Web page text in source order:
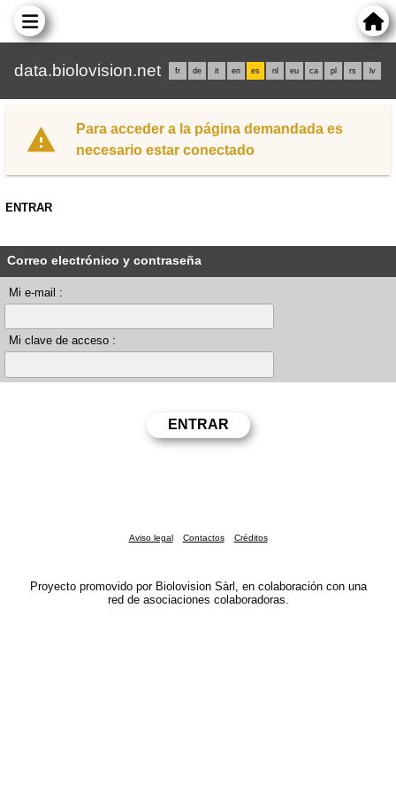
data.biolovision.net fr de it en es nl eu ca pl rs lv
Para acceder a la página demandada es
necesario estar conectado
ENTRAR
Correo electrónico y contraseña
Mi e-mail :
Mi clave de acceso :
Aviso legal Contactos Créditos
Proyecto promovido por Biolovision Sàrl, en colaboración con una
red de asociaciones colaboradoras.